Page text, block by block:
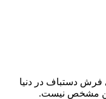
دستباف در دنیا
مشخص نیست.